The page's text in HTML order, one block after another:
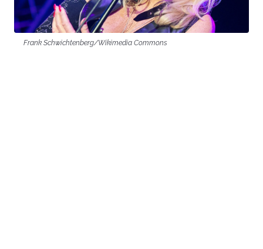
Frank Schwichtenberg/Wikimedia Commons